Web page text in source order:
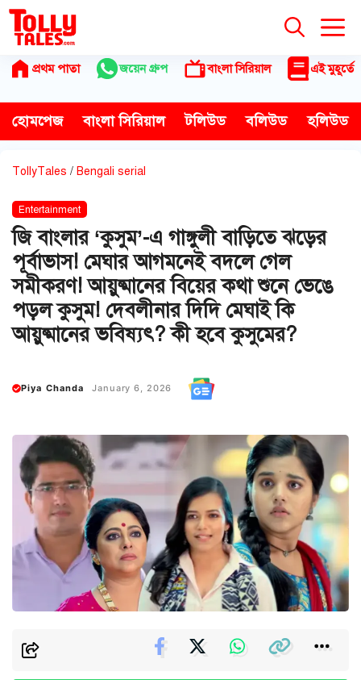
Skip
content
প্রথম পাতা জয়েন গ্রুপ বাংলা সিরিয়াল এই মুহূর্তে
হোমপেজ বাংলা সিরিয়াল টলিউড বলিউড হলিউড
TollyTales / Bengali serial
Entertainment
জি বাংলার ‘কুসুম’-এ গাঙ্গুলী বাড়িতে ঝড়ের
পূর্বাভাস! মেঘার আগমনেই বদলে গেল
সমীকরণ! আয়ুষ্মানের বিয়ের কথা শুনে ভেঙে
পড়ল কুসুম! দেবলীনার দিদি মেঘাই কি
আয়ুষ্মানের ভবিষ্যৎ? কী হবে কুসুমের?
Piya Chanda January 6, 2026